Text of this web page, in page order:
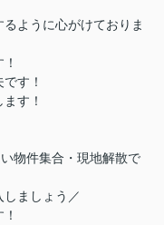
ように心がけておりま
す！
す！
物件集合・現地解散で
ましょう／